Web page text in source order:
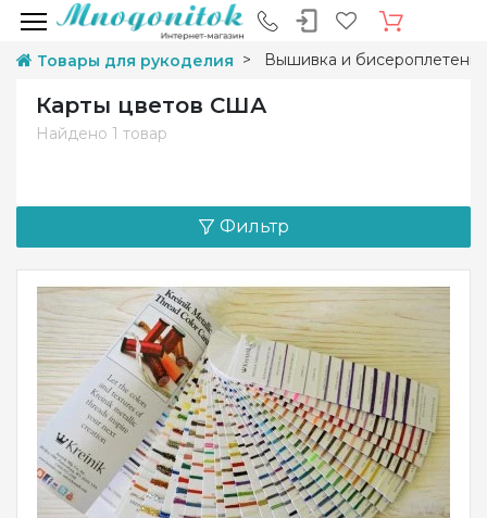
Товары для рукоделия Вышивка и
Карты цветов США
Найдено 1 товар
Фильтр